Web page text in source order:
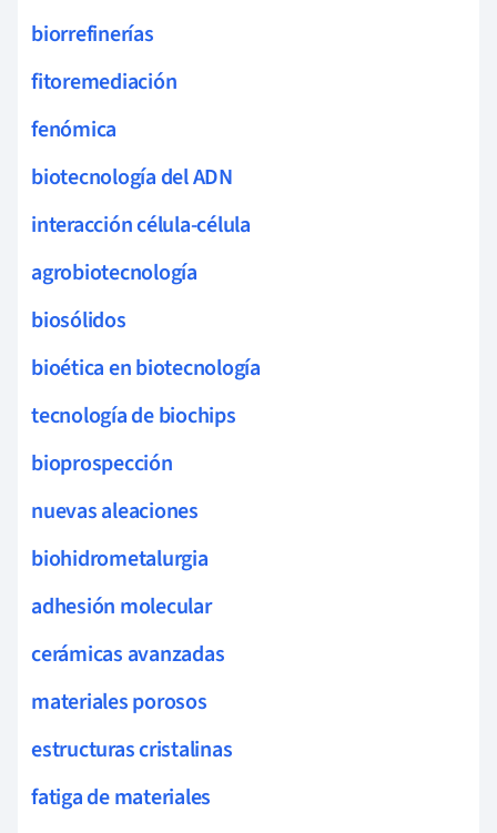
biorrefinerías
fitoremediación
fenómica
biotecnología del ADN
interacción célula-célula
agrobiotecnología
biosólidos
bioética en biotecnología
tecnología de biochips
bioprospección
nuevas aleaciones
biohidrometalurgia
adhesión molecular
cerámicas avanzadas
materiales porosos
estructuras cristalinas
fatiga de materiales